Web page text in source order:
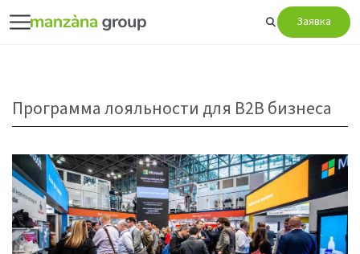
Заявка
Программа лояльности для B2B бизнеса